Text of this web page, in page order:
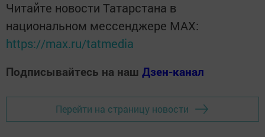
Читайте новости Татарстана в
национальном мессенджере MАХ:
https://max.ru/tatmedia
Подписывайтесь на наш Дзен-канал
Перейти на страницу новости